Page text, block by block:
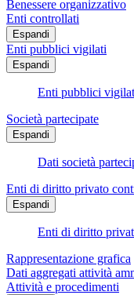
Benessere organizzativo
Enti controllati
Espandi
Enti pubblici vigilati
Espandi
Enti pubblici
Società partecipate
Espandi
Dati società
Enti di diritto privato
Espandi
Enti di diritto
Rappresentazione grafica
Dati aggregati attività
Attività e procedimenti